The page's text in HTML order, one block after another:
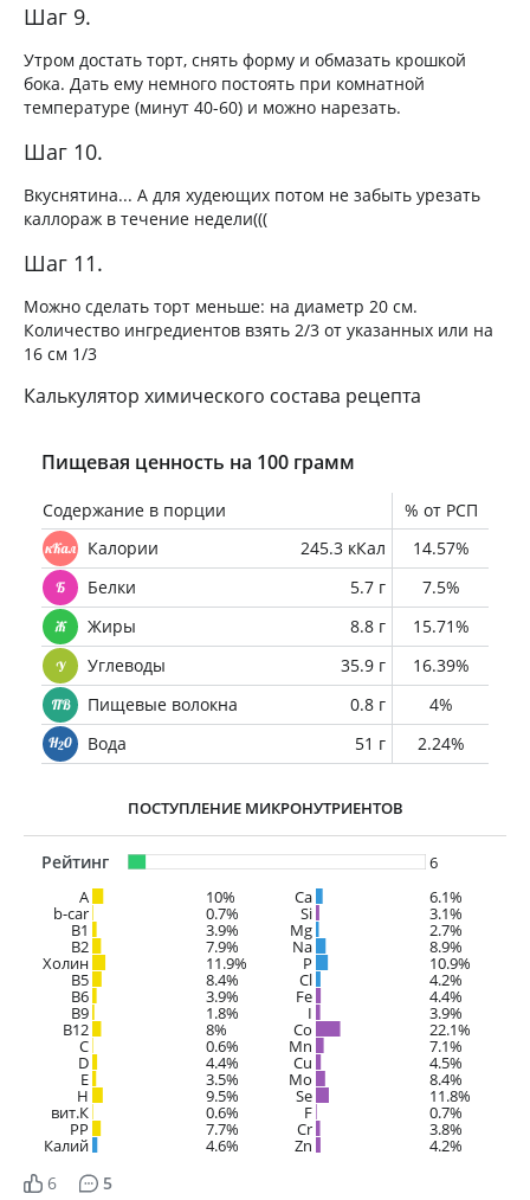
Шаг 9.
Утром достать торт, снять форму и обмазать крошкой
бока. Дать ему немного постоять при комнатной
температуре (минут 40-60) и можно нарезать.
Шаг 10.
Вкуснятина... А для худеющих потом не забыть урезать
каллораж в течение недели(((
Шаг 11.
Можно сделать торт меньше: на диаметр 20 см.
Количество ингредиентов взять 2/3 от указанных или на
16 см 1/3
Калькулятор химического состава рецепта
Пищевая ценность на 100 грамм
Содержание в порции
% от РСП
Калории
245.3 кКал
14.57%
Белки
5.7 г
7.5%
Жиры
8.8 г
15.71%
Углеводы
35.9 г
16.39%
Пищевые волокна
0.8 г
4%
Вода
51 г 2.24%
ПОСТУПЛЕНИЕ МИКРОНУТРИЕНТОВ
Рейтинг
6
A
10%
b-car 0.7%
В1 3.9%
B2 7.9%
Холин 11.9%
B5 8.4%
B6 3.9%
B9 1.8%
B12 8%
C 0.6%
D 4.4%
E 3.5%
H 9.5%
вит.К 0.6%
PP 7.7%
Калий 4.6%
Ca 6.1%
Si 3.1%
Mg 2.7%
Na 8.9%
P 10.9%
Cl 4.2%
Fe 4.4%
I 3.9%
Co 22.1%
Mn 7.1%
Cu 4.5%
Mo 8.4%
Se 11.8%
F 0.7%
Cr 3.8%
Zn 4.2%
6 5